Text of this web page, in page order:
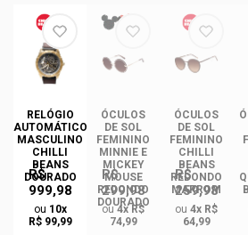
RELÓGIO
AUTOMÁTICO
MASCULINO
CHILLI
BEANS
DOURADO
R$
999,98
ou 10x
R$ 99,99
ÓCULOS
DE SOL
FEMININO
MINNIE E
MICKEY
MOUSE
REDONDO
DOURADO
R$
299,98
ou4x R$
74,99
ÓCULOS
DE SOL
FEMININO
CHILLI
BEANS
REDONDO
MARROM
R$
259,98
ou 4x R$
64,99